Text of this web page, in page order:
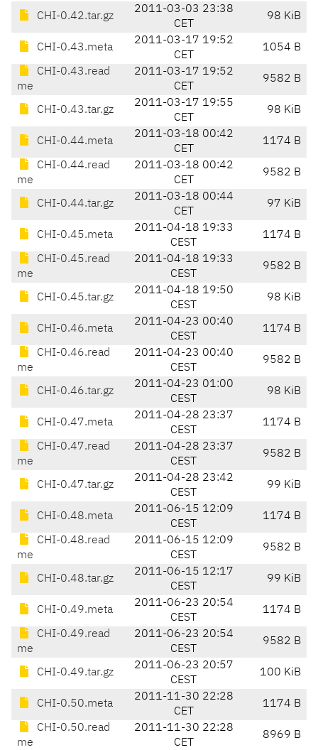
CHI-0.42.tar.gz
2011-03-03 23:38
CET
98 KiB
CHI-0.43.meta
2011-03-17 19:52
CET
1054 B
CHI-0.43.read
me
2011-03-17 19:52
CET
9582 B
CHI-0.43.tar.gz
2011-03-17 19:55
CET
98 KiB
CHI-0.44.meta
2011-03-18 00:42
CET
1174 B
CHI-0.44.read
me
2011-03-18 00:42
CET
9582 B
CHI-0.44.tar.gz
2011-03-18 00:44
CET
97 KiB
CHI-0.45.meta
2011-04-18 19:33
CEST
1174 B
CHI-0.45.read
me
2011-04-18 19:33
CEST
9582 B
CHI-0.45.tar.gz
2011-04-18 19:50
CEST
98 KiB
CHI-0.46.meta
2011-04-23 00:40
CEST
1174 B
CHI-0.46.read
me
2011-04-23 00:40
CEST
9582 B
CHI-0.46.tar.gz
2011-04-23 01:00
CEST
98 KiB
CHI-0.47.meta
2011-04-28 23:37
CEST
1174 B
CHI-0.47.read
me
2011-04-28 23:37
CEST
9582 B
CHI-0.47.tar.gz
2011-04-28 23:42
CEST
99 KiB
CHI-0.48.meta
2011-06-15 12:09
CEST
1174 B
CHI-0.48.read
me
2011-06-15 12:09
CEST
9582 B
CHI-0.48.tar.gz
2011-06-15 12:17
CEST
99 KiB
CHI-0.49.meta
2011-06-23 20:54
CEST
1174 B
CHI-0.49.read
me
2011-06-23 20:54
CEST
9582 B
CHI-0.49.tar.gz
2011-06-23 20:57
CEST
100 KiB
CHI-0.50.meta
2011-11-30 22:28
CET
1174 B
CHI-0.50.read
me
2011-11-30 22:28
CET
8969 B